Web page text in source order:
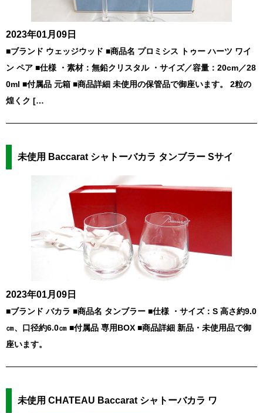
2023年01月09日
■ブランド ウェッジウッド ■商品名 プロミシス トゥー ハーツ ワイ
ン ペア ■仕様 ・素材：無鉛クリスタル ・サイズ／容量：20cm／28
0ml ■付属品 元箱 ■商品詳細 未使用の保管品で御座います。 2粒の
煌くク […
未使用 Baccarat シャトーバカラ タンブラー Sサイ
2023年01月09日
■ブランド バカラ ■商品名 タンブラー ■仕様 ・サイズ：S 高さ約9.0
㎝、口径約6.0㎝ ■付属品 専用BOX ■商品詳細 新品・未使用品で御
座います。
未使用 CHATEAU Baccarat シャトーバカラ ワ